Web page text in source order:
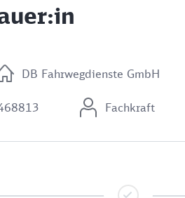
DB Fahrwegdienste GmbH
Fachkraft